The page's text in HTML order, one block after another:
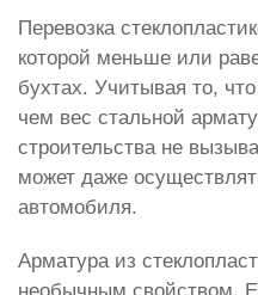
Перевозка
которой меньше или
бухтах. Учитывая то,
чем вес стальной
строительства не
может даже
автомобиля.
Арматура из
необычным свойством.